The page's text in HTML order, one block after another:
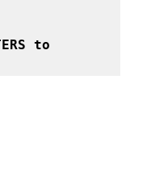
to